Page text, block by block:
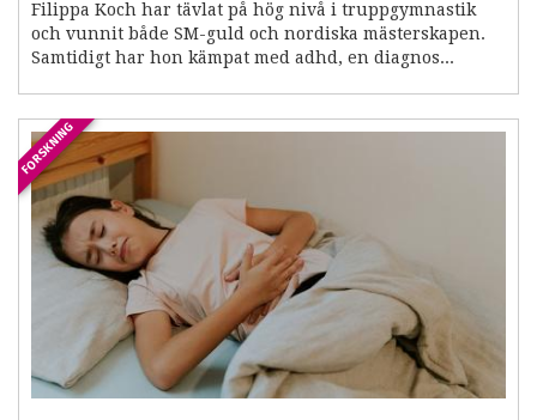
Filippa Koch har tävlat på hög nivå i truppgymnastik
och vunnit både SM-guld och nordiska mästerskapen.
Samtidigt har hon kämpat med adhd, en diagnos...
FORSKNING